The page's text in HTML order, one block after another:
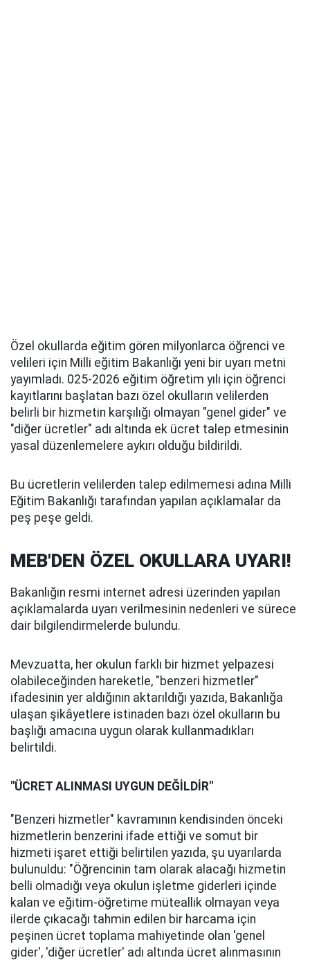
Özel okullarda eğitim gören milyonlarca öğrenci ve
velileri için Milli eğitim Bakanlığı yeni bir uyarı metni
yayımladı. 025-2026 eğitim öğretim yılı için öğrenci
kayıtlarını başlatan bazı özel okulların velilerden
belirli bir hizmetin karşılığı olmayan "genel gider" ve
"diğer ücretler" adı altında ek ücret talep etmesinin
yasal düzenlemelere aykırı olduğu bildirildi.
Bu ücretlerin velilerden talep edilmemesi adına Milli
Eğitim Bakanlığı tarafından yapılan açıklamalar da
peş peşe geldi.
MEB'DEN ÖZEL OKULLARA UYARI!
Bakanlığın resmi internet adresi üzerinden yapılan
açıklamalarda uyarı verilmesinin nedenleri ve sürece
dair bilgilendirmelerde bulundu.
Mevzuatta, her okulun farklı bir hizmet yelpazesi
olabileceğinden hareketle, "benzeri hizmetler"
ifadesinin yer aldığının aktarıldığı yazıda, Bakanlığa
ulaşan şikâyetlere istinaden bazı özel okulların bu
başlığı amacına uygun olarak kullanmadıkları
belirtildi.
"ÜCRET ALINMASI UYGUN DEĞİLDİR"
"Benzeri hizmetler" kavramının kendisinden önceki
hizmetlerin benzerini ifade ettiği ve somut bir
hizmeti işaret ettiği belirtilen yazıda, şu uyarılarda
bulunuldu: "Öğrencinin tam olarak alacağı hizmetin
belli olmadığı veya okulun işletme giderleri içinde
kalan ve eğitim-öğretime müteallik olmayan veya
ilerde çıkacağı tahmin edilen bir harcama için
peşinen ücret toplama mahiyetinde olan 'genel
gider', 'diğer ücretler' adı altında ücret alınmasının